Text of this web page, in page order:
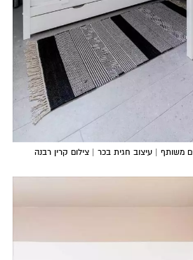
משותף | עיצוב חגית בכר | צילום קרין רבנה